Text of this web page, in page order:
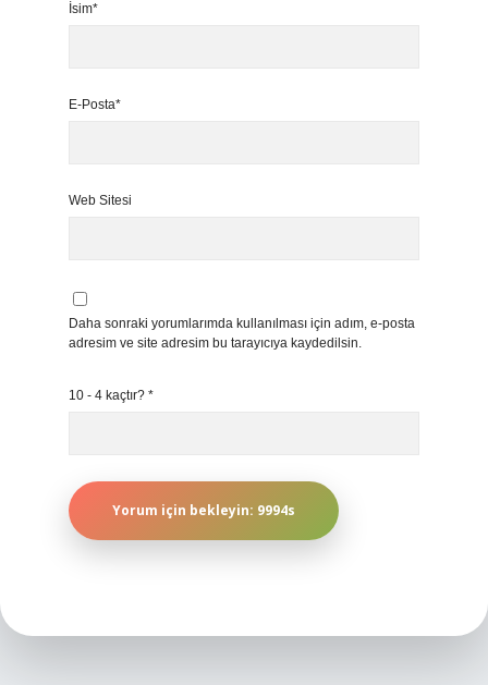
İsim*
E-Posta*
Web Sitesi
Daha sonraki yorumlarımda kullanılması için adım, e-posta
adresim ve site adresim bu tarayıcıya kaydedilsin.
10 - 4 kaçtır? *